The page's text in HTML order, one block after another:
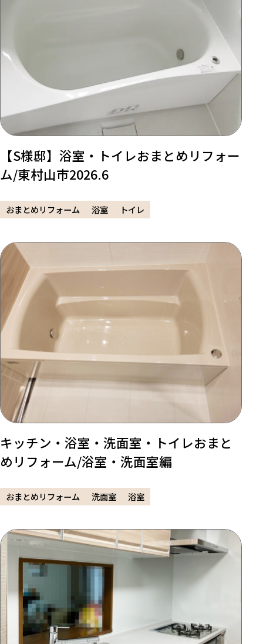
【S様邸】浴室・トイレおまとめリフォー
ム/東村山市2026.6
おまとめリフォーム 浴室 トイレ
キッチン・浴室・洗面室・トイレおまと
めリフォーム/浴室・洗面室編
おまとめリフォーム 洗面室 浴室